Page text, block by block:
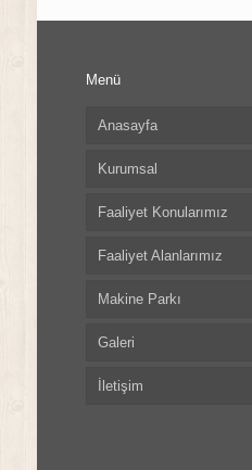
Menü
Anasayfa
Kurumsal
Faaliyet Konularımız
Faaliyet Alanlarımız
Makine Parkı
Galeri
İletişim